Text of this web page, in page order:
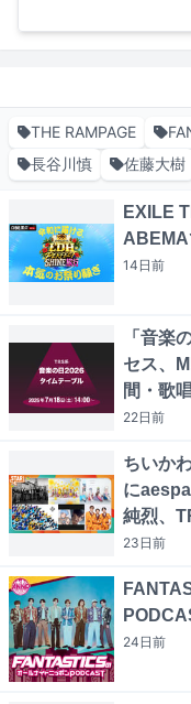
THE RAMPAGE
長谷川慎
佐藤大樹
EXILE
ABEMA
14日前
「音楽
セス、
間・歌
22日前
ちいか
に
純烈、
23日前
24日前